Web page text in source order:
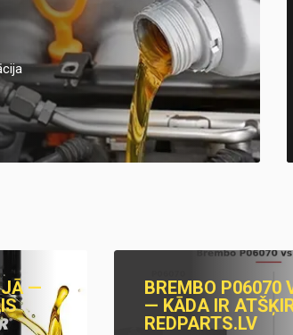
—
BREMBO P06070
— KĀDA IR
REDPARTS.LV